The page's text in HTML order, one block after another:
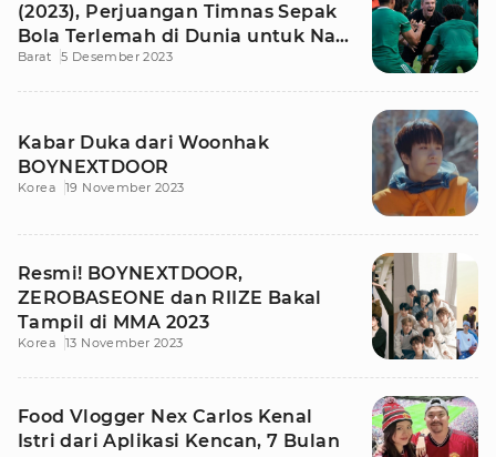
(2023), Perjuangan Timnas Sepak
Bola Terlemah di Dunia untuk Naik
Kelas
Barat 5 Desember 2023
Kabar Duka dari Woonhak
BOYNEXTDOOR
Korea 19 November 2023
Resmi! BOYNEXTDOOR,
ZEROBASEONE dan RIIZE Bakal
Tampil di MMA 2023
Korea 13 November 2023
Food Vlogger Nex Carlos Kenal
Istri dari Aplikasi Kencan, 7 Bulan